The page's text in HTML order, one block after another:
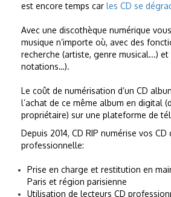
est encore temps car les CD se
Avec une discothèque numérique
musique n’importe où, avec des
recherche (artiste, genre musical...)
notations…).
Le coût de numérisation d’un CD
l’achat de ce même album en digital
propriétaire) sur une plateforme de
Depuis 2014, CD RIP numérise vos CD
professionnelle:
Prise en charge et restitution en
Paris et région parisienne
Utilisation de lecteurs CD